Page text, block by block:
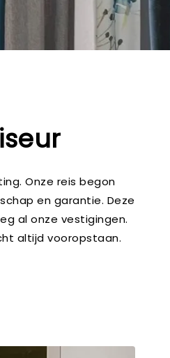
Onze reis begon
en garantie. Deze
al onze vestigingen.
altijd vooropstaan.